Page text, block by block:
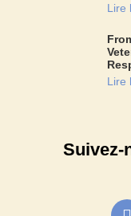
Lire
Lire
Suivez-